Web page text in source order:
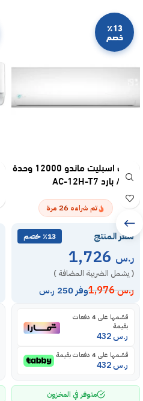
٪13
خصم
مكيف اسبليت ماندو 12000 وحدة
– حار / بارد AC-12H-T7
تم شراءه 26 مرة
سعر المنتج ٪13 خصم
ر.س
( يشمل الضريبة المضافة )
ر.س1,976 وفر 250 ر.س
قسّمها على 4 دفعات
بقيمة
ر.س
قسّمها على 4 دفعات بقيمة
ر.س
متوفر في المخزون